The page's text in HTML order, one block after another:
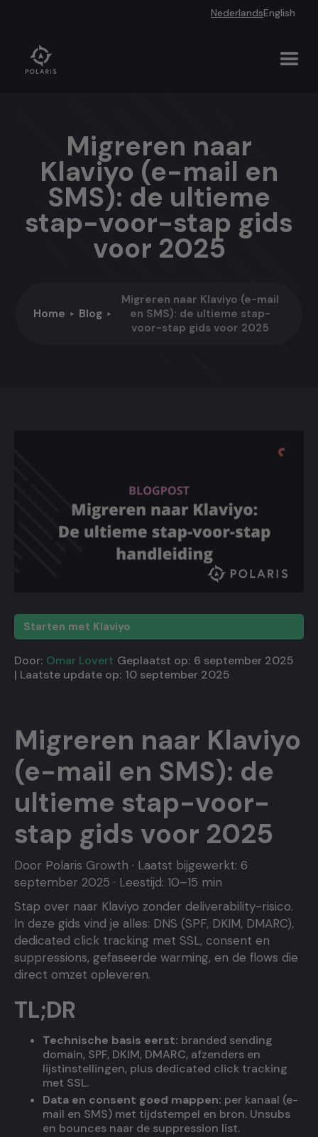
NederlandsEnglish
Migreren naar
Klaviyo (e-mail en
SMS): de ultieme
stap-voor-stap gids
voor 2025
Home Blog
Migreren naar Klaviyo (e-mail
en SMS): de ultieme stap-
voor-stap gids voor 2025
Starten met Klaviyo
Door: Omar Lovert Geplaatst op: 6 september 2025
| Laatste update op: 10 september 2025
Migreren naar Klaviyo
(e-mail en SMS): de
ultieme stap-voor-
stap gids voor 2025
Door Polaris Growth · Laatst bijgewerkt: 6
september 2025 · Leestijd: 10–15 min
Stap over naar Klaviyo zonder deliverability-risico.
In deze gids vind je alles: DNS (SPF, DKIM, DMARC),
dedicated click tracking met SSL, consent en
suppressions, gefaseerde warming, en de flows die
direct omzet opleveren.
TL;DR
Technische basis eerst: branded sending
domain, SPF, DKIM, DMARC, afzenders en
lijstinstellingen, plus dedicated click tracking
met SSL.
Data en consent goed mappen: per kanaal (e-
mail en SMS) met tijdstempel en bron. Unsubs
en bounces naar de suppression list.